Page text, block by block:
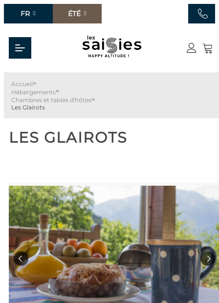
FR ÉTÉ
Accueil>
Hébergements>
Chambres et tables d'hôtes>
Les Glairots
LES GLAIROTS